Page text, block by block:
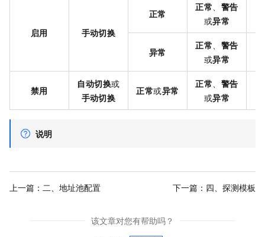
启用 手动切换
正常
正常、 警告
或异常
异常
正常、 警告
或异常
禁用
自动切换或
手动切换
正常或异常
正常、 警告
或异常
说明
上一篇： 二、地址池配置 下一篇： 四、探测模板
该文章对您有帮助吗？